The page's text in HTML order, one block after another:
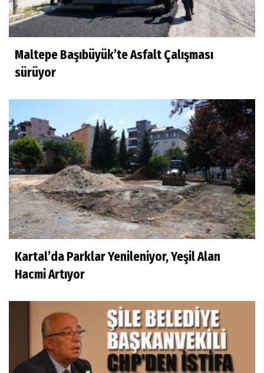
Maltepe Başıbüyük’te Asfalt Çalışması
sürüyor
Kartal’da Parklar Yenileniyor, Yeşil Alan
Hacmi Artıyor